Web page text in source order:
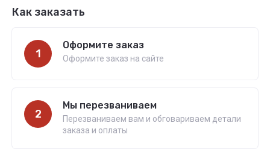
Как заказать
1
Оформите заказ
Оформите заказ на сайте
2
Мы перезваниваем
Перезваниваем вам и обговариваем детали
заказа и оплаты